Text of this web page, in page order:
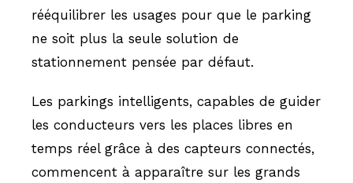
rééquilibrer les usages pour que le parking
ne soit plus la seule solution de
stationnement pensée par défaut.
Les parkings intelligents, capables de guider
les conducteurs vers les places libres en
temps réel grâce à des capteurs connectés,
commencent à apparaître sur les grands